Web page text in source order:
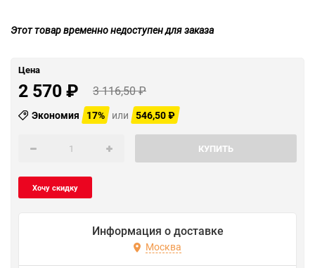
Этот товар временно недоступен для заказа
Цена
2 570₽ 3 116,50₽
Экономия 17% или 546,50₽
КУПИТЬ
Информация о доставке
Москва